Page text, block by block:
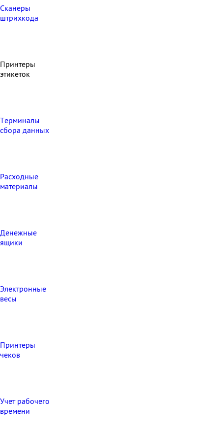
Сканеры
штрихкода
Принтеры
этикеток
Терминалы
сбора данных
Расходные
материалы
Денежные
ящики
Электронные
весы
Принтеры
чеков
Учет рабочего
времени